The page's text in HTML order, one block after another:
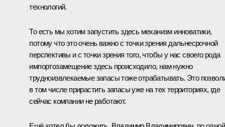
технологий.
То есть мы хотим запустить здесь механизм инноватики,
потому что это очень важно с точки зрения дальнесрочной
перспективы и с точки зрения того, чтобы у нас своего рода
импортозамещение здесь происходило, нам нужно
трудноизвлекаемые запасы тоже отрабатывать. Это
в том числе прирастить запасы уже на тех территориях, где
сейчас компании не работают.